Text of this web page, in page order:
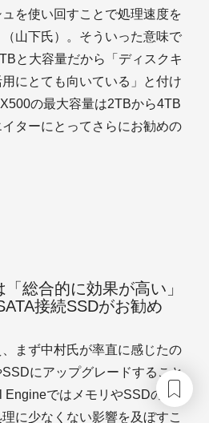
を使い回すことで処理速度を
（山下氏）。そういった意味で
と大容量だから「ディスクキ
にとても向いている」と付け
の最大容量は2TBから4TB
ターにとってさらにお勧めの
総合的に効果が高い」
接続SSDがお勧め
まず中村氏が率直に感じたの
にアップグレードすること
EngineではメモリやSSDの性
に少なくない影響を及ぼすこ